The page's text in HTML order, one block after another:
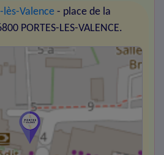
lès-Valence - place de la
PORTES-LES-VALENCE.